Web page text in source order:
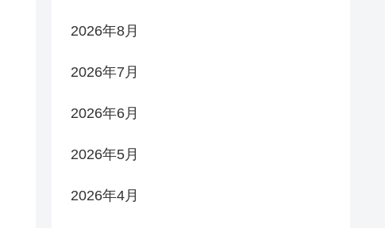
2026年8月
2026年7月
2026年6月
2026年5月
2026年4月